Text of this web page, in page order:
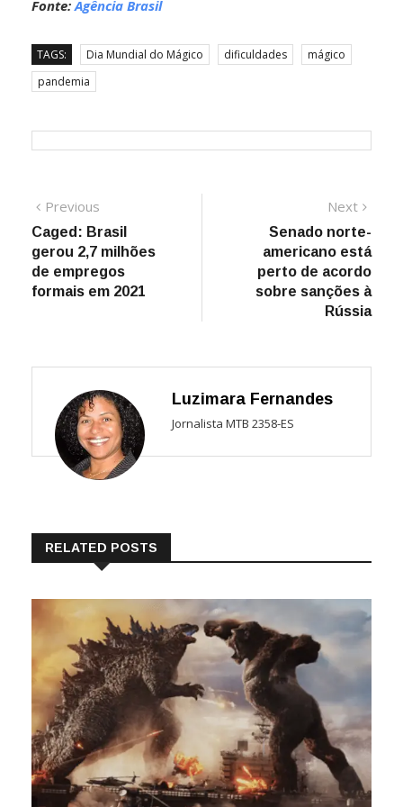
Fonte:Agência Brasil
TAGS: Dia Mundial do Mágico dificuldades
mágico
pandemia
Navegação
de
Post
Previous
post:
Caged: Brasil
gerou 2,7 milhões
de empregos
formais em 2021
Next
Senado norte-
americano está
perto de acordo
sobre sanções à
Rússia
Luzimara Fernandes
Jornalista MTB 2358-ES
RELATED POSTS